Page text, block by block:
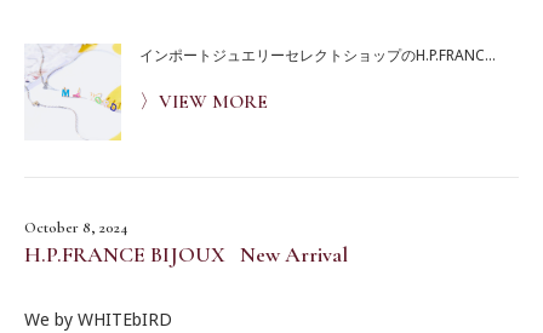
インポートジュエリーセレクトショップのH.P.FRANC...
〉VIEW MORE
October 8, 2024
H.P.FRANCE BIJOUX New Arrival
We by WHITEbIRD